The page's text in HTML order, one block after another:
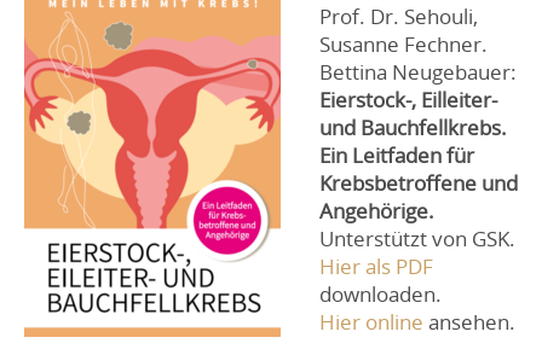
Prof. Dr. Sehouli,
Susanne Fechner.
Bettina Neugebauer:
Eierstock-, Eilleiter-
und Bauchfellkrebs.
Ein Leitfaden für
Krebsbetroffene und
Angehörige.
Unterstützt von GSK.
Hier als PDF
downloaden.
Hier online ansehen.